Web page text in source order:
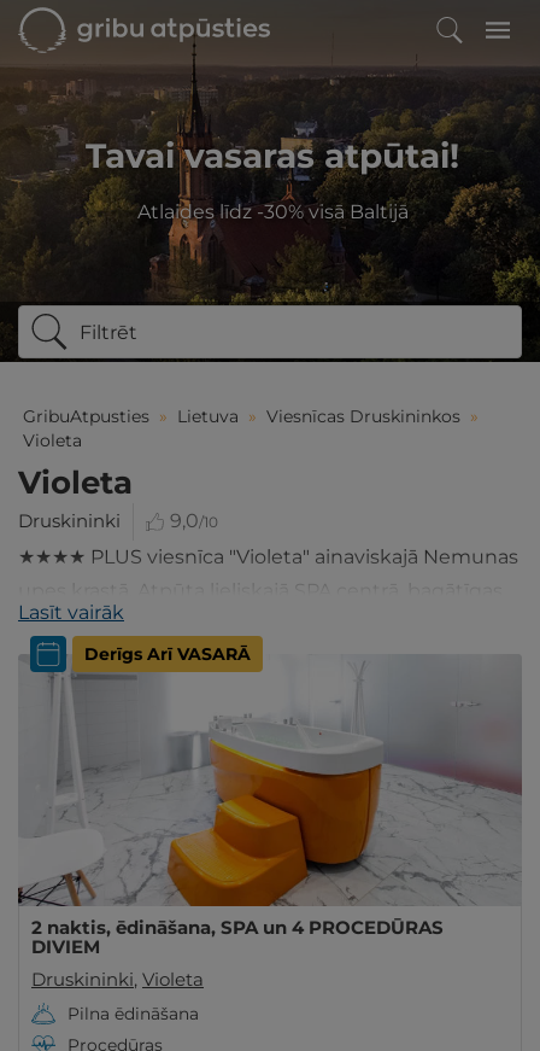
Tavai vasaras atpūtai!
Atlaides līdz -30% visā Baltijā
Filtrēt
GribuAtpusties » Lietuva » Viesnīcas Druskininkos »
Violeta
Violeta
Druskininki 9,0/10
★★★★ PLUS viesnīca "Violeta" ainaviskajā Nemunas
upes krastā. Atpūta lieliskajā SPA centrā, bagātīgas
maltītes, komfortabls numuriņš - izvēlies šeit!
Lasīt vairāk
Derīgs Arī VASARĀ
2 naktis, ēdināšana, SPA un 4 PROCEDŪRAS
DIVIEM
Druskininki, Violeta
Pilna ēdināšana
Procedūras